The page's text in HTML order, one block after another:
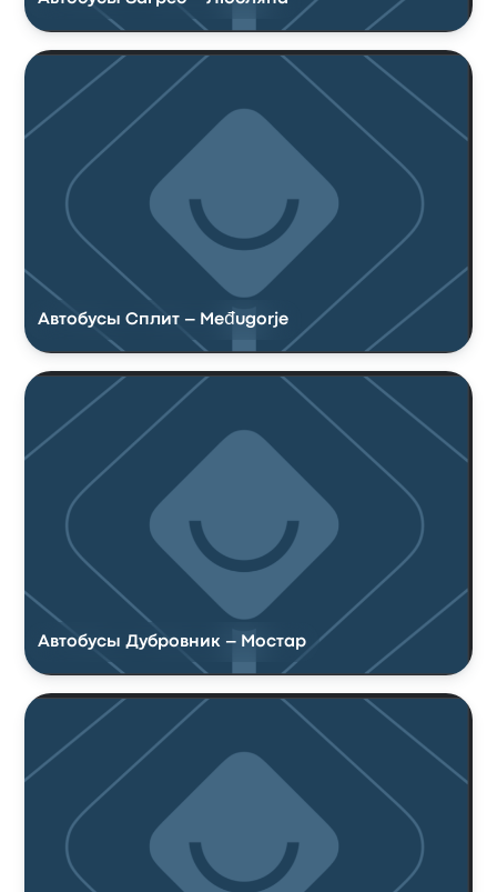
Автобусы Сплит – Međugorje
Автобусы Дубровник – Мостар